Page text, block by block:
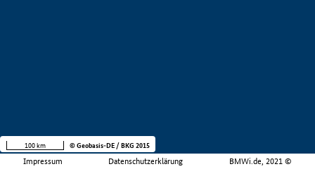
Impressum Datenschutzerklärung BMWi.de, 2021 ©
100 km © Geobasis-DE / BKG 2015